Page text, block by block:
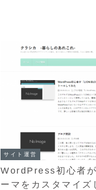
サイト運営
WordPress初心者
ーマをカスタマイズ